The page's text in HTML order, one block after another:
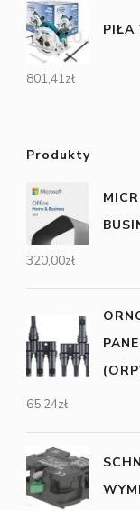
PIŁA
801,41zł
Produkty
320,00zł
65,24zł